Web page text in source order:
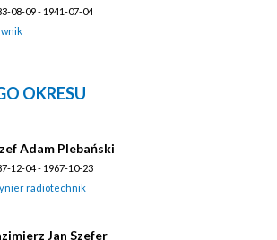
08-09 - 1941-07-04
OKRESU
Adam Plebański
12-04 - 1967-10-23
radiotechnik
Jan Szefer